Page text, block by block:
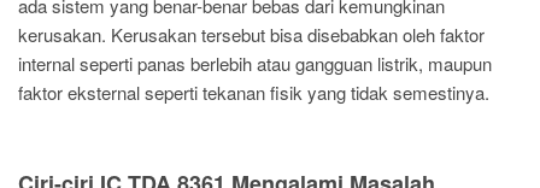
ada sistem yang benar-benar bebas dari kemungkinan
kerusakan. Kerusakan tersebut bisa disebabkan oleh faktor
internal seperti panas berlebih atau gangguan listrik, maupun
faktor eksternal seperti tekanan fisik yang tidak semestinya.